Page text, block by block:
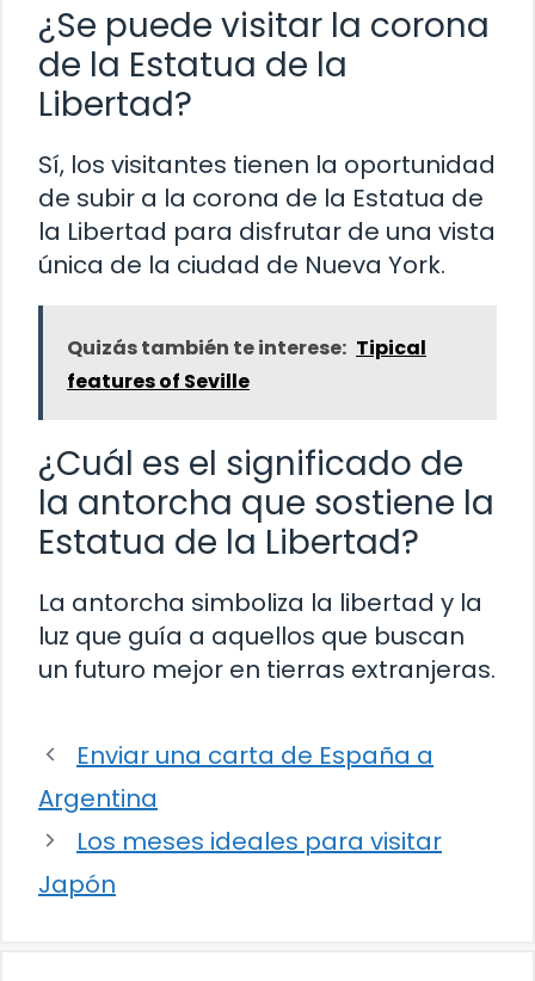
¿Se puede visitar la corona
de la Estatua de la
Libertad?
Sí, los visitantes tienen la oportunidad
de subir a la corona de la Estatua de
la Libertad para disfrutar de una vista
única de la ciudad de Nueva York.
Quizás también te interese: Tipical
features of Seville
¿Cuál es el significado de
la antorcha que sostiene la
Estatua de la Libertad?
La antorcha simboliza la libertad y la
luz que guía a aquellos que buscan
un futuro mejor en tierras extranjeras.
Enviar una carta de España a
Argentina
Los meses ideales para visitar
Japón